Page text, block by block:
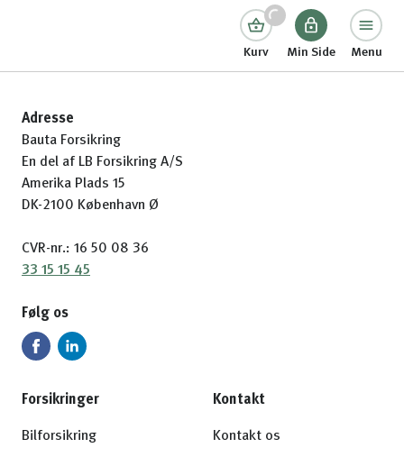
Kurv Min Side Menu
Adresse
Bauta Forsikring
En del af LB Forsikring A/S
Amerika Plads 15
DK-2100 København Ø
CVR-nr.: 16 50 08 36
33 15 15 45
Følg os
Forsikringer
Bilforsikring
Kontakt
Kontakt os